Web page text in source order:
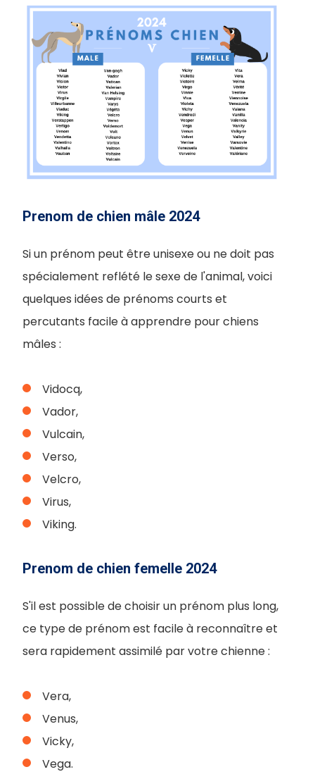
Prenom de chien mâle 2024
Si un prénom peut être unisexe ou ne doit pas
spécialement reflété le sexe de l'animal, voici
quelques idées de prénoms courts et
percutants facile à apprendre pour chiens
mâles :
Vidocq,
Vador,
Vulcain,
Verso,
Velcro,
Virus,
Viking.
Prenom de chien femelle 2024
S'il est possible de choisir un prénom plus long,
ce type de prénom est facile à reconnaître et
sera rapidement assimilé par votre chienne :
Vera,
Venus,
Vicky,
Vega.